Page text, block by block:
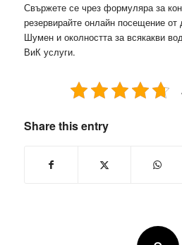
Свържете се чрез формуляра за
резервирайте онлайн посещение от
Шумен и околността за всякакви
ВиК услуги.
Share this entry